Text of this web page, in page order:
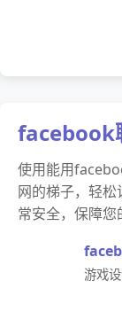
facebook
使用能用
网的梯子，轻
常安全，保障您
游戏